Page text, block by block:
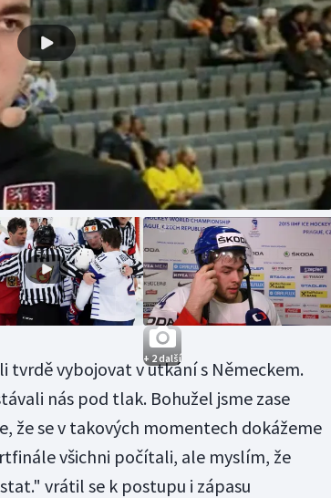
+ 2 další
tvrdě vybojovat v utkání s Německem.
nás pod tlak. Bohužel jsme zase
že se v takových momentech dokážeme
všichni počítali, ale myslím, že
vrátil se k postupu i zápasu